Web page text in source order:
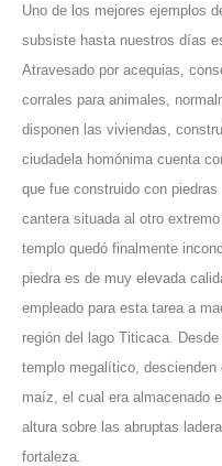
Uno de los mejores ejemplos
subsiste hasta nuestros días
Atravesado por acequias,
corrales para animales,
disponen las viviendas,
ciudadela homónima cuenta
que fue construido con
cantera situada al otro
templo quedó finalmente
piedra es de muy elevada
empleado para esta tarea a
región del lago Titicaca.
templo megalítico, descienden
maíz, el cual era almacenado
altura sobre las abruptas
fortaleza.